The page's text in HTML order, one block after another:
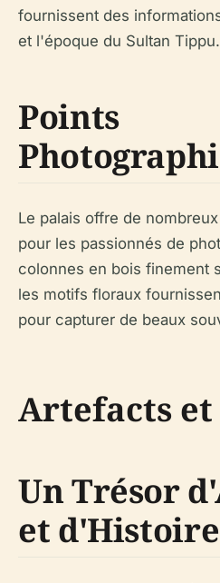
fournissent des
et l'époque du Sultan Tippu.
Points
Le palais offre de
pour les passionnés de
colonnes en bois finement
les motifs floraux
pour capturer de beaux
Artefacts et
Un Trésor
et d'Histoire